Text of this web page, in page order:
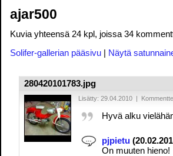
ajar500
Kuvia yhteensä 24 kpl, joissa 34
Solifer-gallerian pääsivu | Näytä
280420101783.jpg
Lisätty: 29.04.2010 |
Hyvä alku
pjpietu
On muuten hieno!